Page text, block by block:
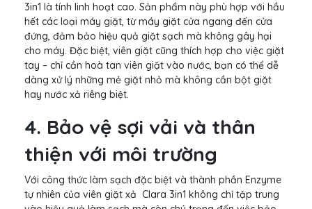
3in1 là tính linh hoạt cao. Sản phẩm này phù hợp với hầu
hết các loại máy giặt, từ máy giặt cửa ngang đến cửa
đứng, đảm bảo hiệu quả giặt sạch mà không gây hại
cho máy. Đặc biệt, viên giặt cũng thích hợp cho việc giặt
tay – chỉ cần hoà tan viên giặt vào nước, bạn có thể dễ
dàng xử lý những mẻ giặt nhỏ mà không cần bột giặt
hay nước xả riêng biệt.
4. Bảo vệ sợi vải và thân
thiện với môi trường
Với công thức làm sạch đặc biệt và thành phần Enzyme
tự nhiên của viên giặt xả Clara 3in1 không chỉ tập trung